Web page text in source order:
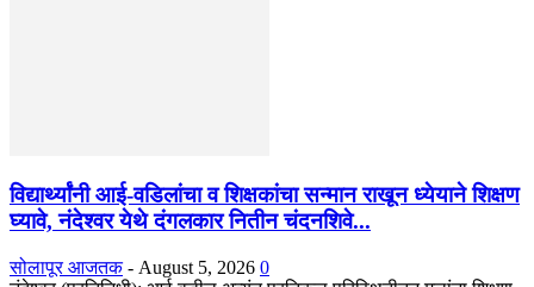
विद्यार्थ्यांनी आई-वडिलांचा व शिक्षकांचा सन्मान राखून ध्येयाने शिक्षण
घ्यावे, नंदेश्वर येथे दंगलकार नितीन चंदनशिवे...
सोलापूर आजतक - August 5, 2026 0